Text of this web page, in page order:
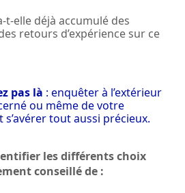
t-elle déjà accumulé des
retours d’expérience sur ce
pas là : enquêter à l’extérieur
ou même de votre
tout aussi précieux.
les différents choix
conseillé de :